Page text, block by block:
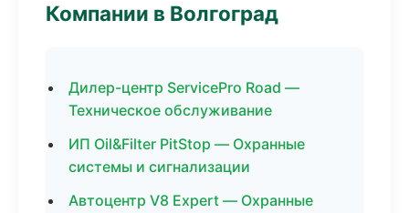
Компании в Волгоград
Дилер-центр ServicePro Road —
Техническое обслуживание
ИП Oil&Filter PitStop — Охранные
системы и сигнализации
Автоцентр V8 Expert — Охранные